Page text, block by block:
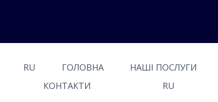
RU ГОЛОВНА
НАШІ ПОСЛУГИ
КОНТАКТИ
RU